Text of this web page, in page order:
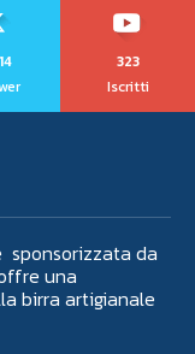
323
Iscritti
sponsorizzata da
una
birra artigianale